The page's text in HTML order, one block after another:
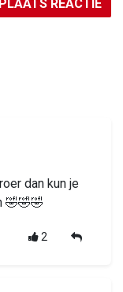
PLAATS REACTIE
dan kun je
🤣🤣🤣
2